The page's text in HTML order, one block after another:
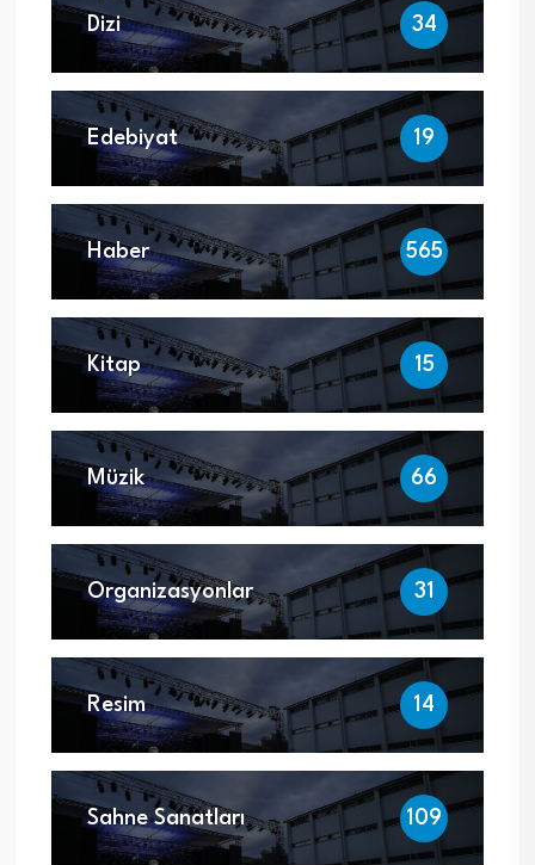
Dizi 34
Edebiyat 19
Haber 565
Kitap 15
Müzik 66
Organizasyonlar 31
Resim 14
Sahne Sanatları 109